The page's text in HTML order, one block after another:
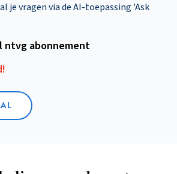
je vragen via de AI-toepassing 'Ask
ntvg abonnement